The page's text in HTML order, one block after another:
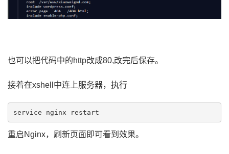
也可以把代码中的http改成80,改完后保存。
接着在xshell中连上服务器，执行
service nginx restart
重启Nginx，刷新页面即可看到效果。